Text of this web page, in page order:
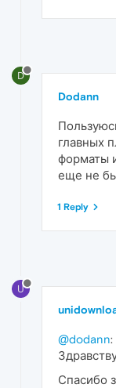
D
Dodann
главных
форматы
еще не
1 Reply
U
@dodann:
Спасибо